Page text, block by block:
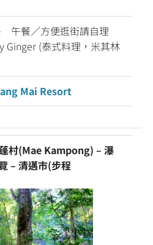
午餐／方便逛街請自理
Ginger (泰式料理，米其林
Mai Resort
村(Mae Kampong) – 瀑
– 清邁市(步程